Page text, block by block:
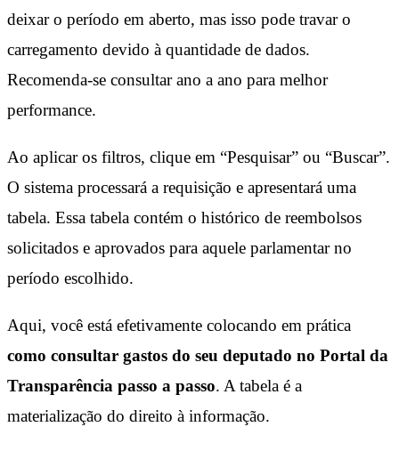
deixar o período em aberto, mas isso pode travar o
carregamento devido à quantidade de dados.
Recomenda-se consultar ano a ano para melhor
performance.
Ao aplicar os filtros, clique em “Pesquisar” ou “Buscar”.
O sistema processará a requisição e apresentará uma
tabela. Essa tabela contém o histórico de reembolsos
solicitados e aprovados para aquele parlamentar no
período escolhido.
Aqui, você está efetivamente colocando em prática
como consultar gastos do seu deputado no Portal da
Transparência passo a passo. A tabela é a
materialização do direito à informação.